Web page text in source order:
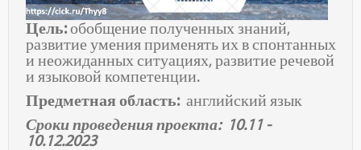
Цель:обобщение полученных знаний,
развитие умения применять их в спонтанных
и неожиданных ситуациях, развитие речевой
и языковой компетенции.
Предметная область: английский язык
Сроки проведения проекта: 10.11 -
10.12.2023